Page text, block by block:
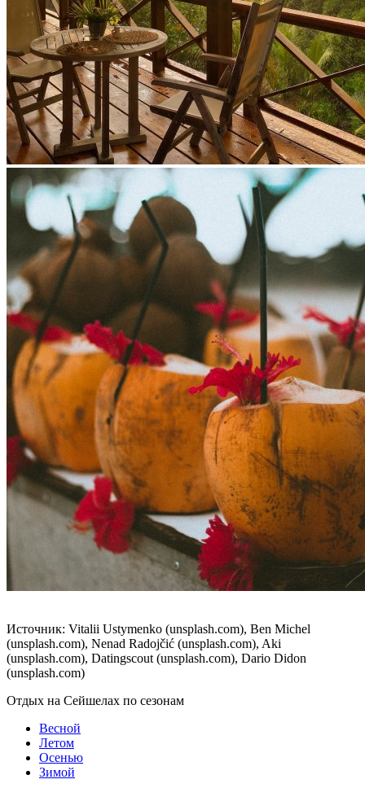
Источник: Vitalii Ustymenko (unsplash.com), Ben Michel
(unsplash.com), Nenad Radojčić (unsplash.com), Aki
(unsplash.com), Datingscout (unsplash.com), Dario Didon
(unsplash.com)
Отдых на Сейшелах по сезонам
Весной
Летом
Осенью
Зимой